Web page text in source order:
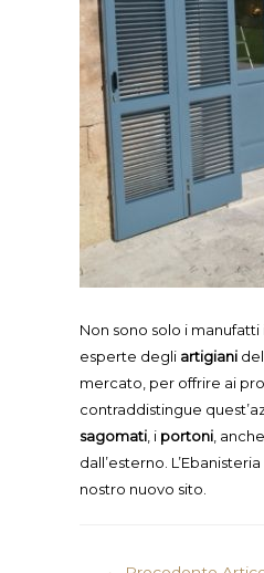
Non sono solo i
esperte degli artigiani
mercato, per offrire ai
contraddistingue
sagomati , i portoni ,
dall’esterno.
nostro nuovo sito.